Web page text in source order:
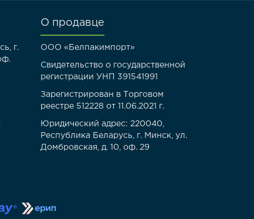
г.
О продавце
ООО «Белпакимпорт»
Свидетельство о государственной
регистрации УНП 391541991
Зарегистрирован в Торговом
реестре 512228 от 11.06.2021 г.
Юридический адрес: 220040,
Республика Беларусь, г. Минск, ул.
Домбровская, д. 10, оф. 29